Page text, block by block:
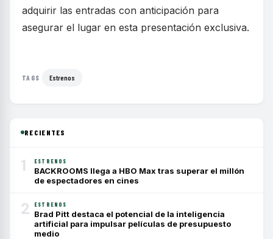
adquirir las entradas con anticipación para
asegurar el lugar en esta presentación exclusiva.
TAGS Estrenos
RECIENTES
1 ESTRENOS
BACKROOMS llega a HBO Max tras superar el millón
de espectadores en cines
2 ESTRENOS
Brad Pitt destaca el potencial de la inteligencia
artificial para impulsar películas de presupuesto
medio